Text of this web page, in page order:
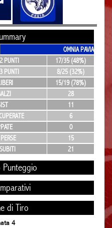
OMNIA PAVIA
PUNTI
17/35 (48%)
PUNTI
8/25 (32%)
15/19 (78%)
28
11
6
0
15
21
Punteggio
di Tiro
4